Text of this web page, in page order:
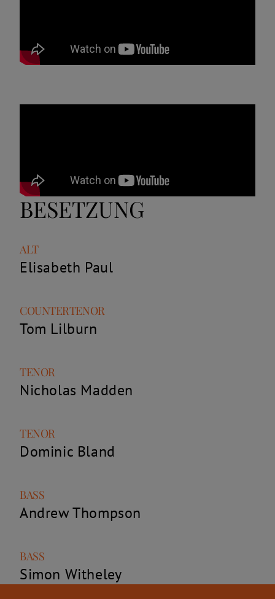
BESETZUNG
Rolle
ALT
Name
Elisabeth Paul
Rolle
COUNTERTENOR
Name
Tom Lilburn
Rolle
TENOR
Name
Nicholas Madden
Rolle
TENOR
Name
Dominic Bland
Rolle
BASS
Name
Andrew Thompson
Rolle
BASS
Name
Simon Witheley